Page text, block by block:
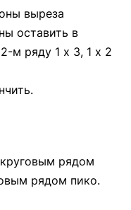
выреза
оставить в
м ряду 1 х 3, 1 х 2
рядом
рядом пико.